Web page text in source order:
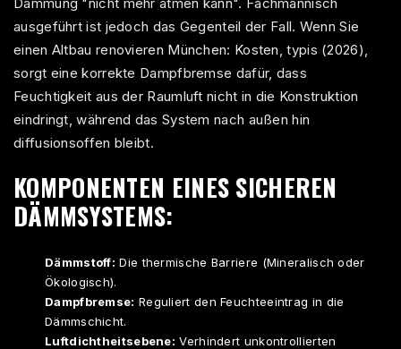
ausgeführt ist jedoch das Gegenteil der Fall. Wenn Sie
einen Altbau renovieren München: Kosten, typis (2026),
sorgt eine korrekte Dampfbremse dafür, dass
Feuchtigkeit aus der Raumluft nicht in die Konstruktion
eindringt, während das System nach außen hin
diffusionsoffen bleibt.
KOMPONENTEN EINES SICHEREN
DÄMMSYSTEMS:
Dämmstoff: Die thermische Barriere (Mineralisch oder
Ökologisch).
Dampfbremse: Reguliert den Feuchteeintrag in die
Dämmschicht.
Luftdichtheitsebene: Verhindert unkontrollierten